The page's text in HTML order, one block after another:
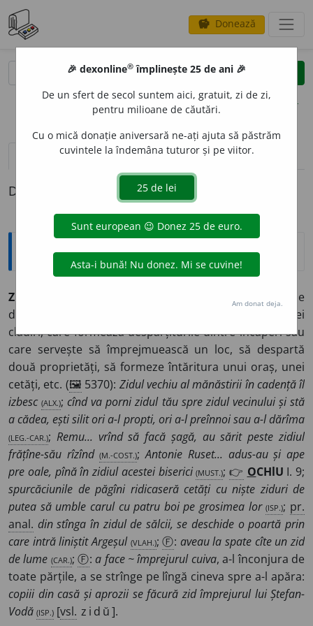
savings Donează
clear
opțiuni
definiții (1) pronunțievolume_up (50)
Definiția cu ID-ul 1356508:
Explicative DEX
ZID
Construcțiune
de cărămizi sau de piatră care susține caturile unei
clădiri, care formează despărțiturile dintre încăperi sau
care servește să împrejmuească un loc, să despartă
două proprietăți, să formeze întăritura unui oraș, unei
cetăți, etc. (🖼 5370): Zidul vechiu al mănăstirii în cadență îl
izbesc (ALX.);cînd va porni zidul tău spre zidul vecinului și stă
a cădea, ești silit ori a-l propti, ori a-l preînnoi sau a-l dărîma
(LEG.-CAR.); Remu... vrînd să facă șagă, au sărit peste zidiul
frățîne-său rîzînd (M.-COST.);Antonie Ruset... adus-au și ape
pre oale, pînă în zidiul acestei biserici (MUST.); 👉 OCHlU I. 9;
spurcăciunile de păgîni ridicaseră cetăți cu niște ziduri de
putea să umble carul cu patru boi pe grosimea lor (ISP.); pr.
anal. din stînga în zidul de sălcii, se deschide o poartă prin
care intră liniștit Argeșul (VLAH.);Ⓕ: aveau la spate cîte un zid
de lume (CAR.);Ⓕ:a face ~ împrejurul cuiva, a-l înconjura de
toate părțile, a se strînge pe lîngă cineva spre a-l apăra:
copiii din casă și aprozii se făcură zid împrejurul lui Ștefan-
Vodă(ISP.) [vsl. zidŭ].
🎉 dexonline® împlinește 25 de ani 🎉
De un sfert de secol suntem aici, gratuit, zi de zi,
pentru milioane de căutări.
Cu o mică donație aniversară ne-ați ajuta să păstrăm
cuvintele la îndemâna tuturor și pe viitor.
Am donat deja.